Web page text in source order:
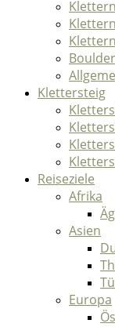
Klettersteig
Reiseziele
Afrika
Asien
Europa